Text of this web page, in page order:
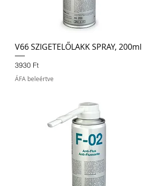
V66 SZIGETELŐLAKK SPRAY, 200ml
Ár
3930 Ft
ÁFA beleértve